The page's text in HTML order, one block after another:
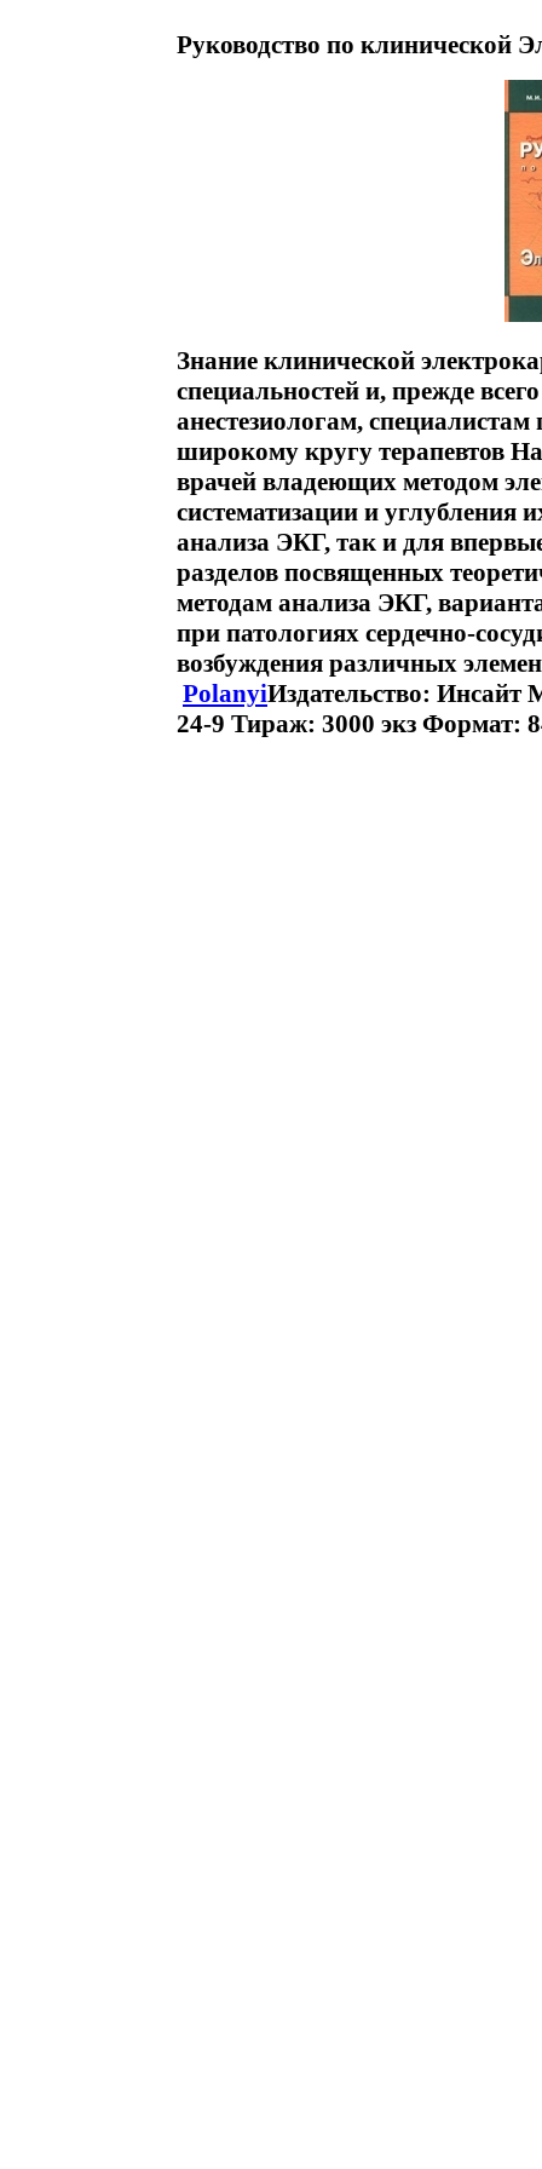
Руководство по клинической
Знание клинической
специальностей и, прежде
анестезиологам,
широкому кругу терапевтов
врачей владеющих методом
систематизации и углубления
анализа ЭКГ, так и для
разделов посвященных
методам анализа ЭКГ,
при патологиях сердечно-
возбуждения различных
PolanyiИздательство: Инсайт
24-9 Тираж: 3000 экз Формат: